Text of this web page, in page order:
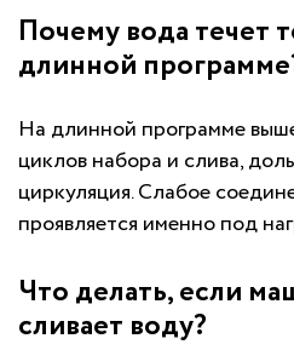
Почему вода течет
длинной
На длинной программе
циклов набора и слива,
циркуляция. Слабое
проявляется именно под
Что делать, если
сливает воду?